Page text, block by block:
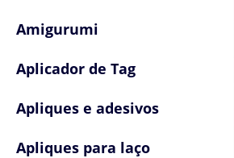
Amigurumi
Aplicador de Tag
Apliques e adesivos
Apliques para laço